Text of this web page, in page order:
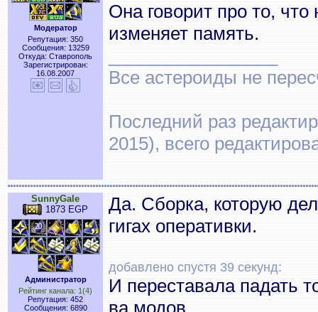
Модератор
Репутация: 350
Сообщения: 13259
Откуда: Ставрополь
Зарегистрирован:
16.08.2007
Она говорит про то,
изменяет память.
Все астероиды не
Последний раз
2015), всего
SunnyGale
1873 EGP
Администратор
Рейтинг канала: 1(4)
Репутация: 452
Сообщения: 6890
Да. Сборка, которую
гигах оперативки.
добавлено спустя 39 секунд:
И переставала падать
ва модов.